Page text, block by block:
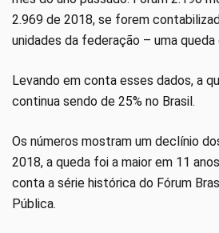
2.969 de 2018, se forem
unidades da federação – uma queda
Levando em conta esses dados, a
continua sendo de 25% no Brasil.
Os números mostram um declínio
2018, a queda foi a maior em 11
conta a série histórica do Fórum
Pública.